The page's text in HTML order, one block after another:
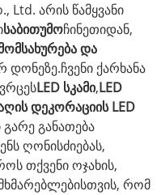
Ltd. არის წამყვანი
საბითუმოჩინეთიდან,
და
ქარხანა
LED სკამი,LED
დეკორაციის LED
გარე განათება
ღონისძიებას,
თქვენი ოჯახის,
რომ